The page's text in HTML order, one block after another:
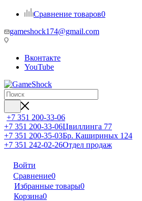
Сравнение товаров0
gameshock174@gmail.com
Вконтакте
YouTube
+7 351 200-33-06
+7 351 200-33-06Цвиллинга 77
+7 351 200-35-03Бр. Кашириных 124
+7 351 242-02-26Отдел продаж
Войти
Сравнение0
Избранные товары0
Корзина0